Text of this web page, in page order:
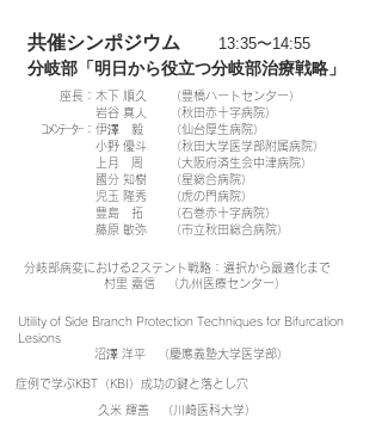
共催シンポジウム 13:35〜14:55
分岐部「明日から役立つ分岐部治療戦略」
座長：
ｺﾒﾝﾃｰﾀｰ：
木下 順久
岩谷 真人
伊澤 毅
小野 優斗
上月 周
國分 知樹
児玉 隆秀
豊島 拓
藤原 敏弥
（豊橋ハートセンター）
（秋田赤十字病院）
（仙台厚生病院）
（秋田大学医学部附属病院）
（大阪府済生会中津病院）
（星総合病院）
（虎の門病院）
（石巻赤十字病院）
（市立秋田総合病院）
分岐部病変における2ステント戦略：選択から最適化まで
村里 嘉信 （九州医療センター）
Utility of Side Branch Protection Techniques for Bifurcation
Lesions
沼澤 洋平 （慶應義塾大学医学部）
症例で学ぶKBT（KBI）成功の鍵と落とし穴
久米 輝善 （川崎医科大学）